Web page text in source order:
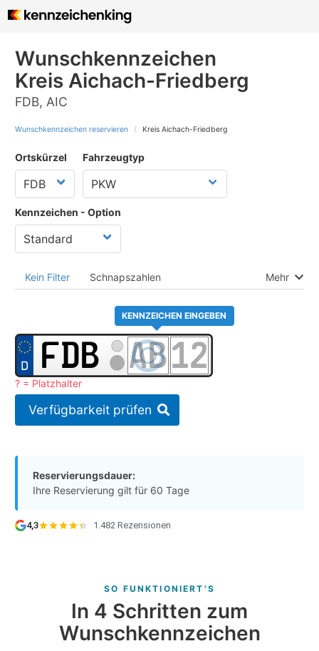
Wunschkennzeichen
Kreis Aichach-Friedberg
FDB, AIC
Wunschkennzeichen reservieren Kreis Aichach-Friedberg
Ortskürzel Fahrzeugtyp
Kennzeichen - Option
Kein Filter Schnapszahlen Mehr
KENNZEICHEN EINGEBEN
? = Platzhalter
Verfügbarkeit prüfen
Reservierungsdauer:
Ihre Reservierung gilt für 60 Tage
4,3 · 1.482 Rezensionen
SO FUNKTIONIERT'S
In 4 Schritten zum
Wunschkennzeichen